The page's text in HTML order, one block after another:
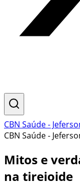
CBN Saúde -
CBN Saúde -
Mitos e
na tireioide